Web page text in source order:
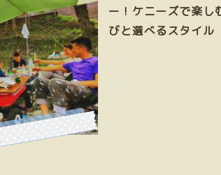
ー！ケニーズで楽し
びと選べるスタイル